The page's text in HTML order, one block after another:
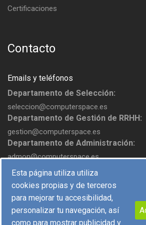
Certificaciones
Contacto
Emails y teléfonos
Departamento de Selección:
seleccion@computerspace.es
Departamento de Gestión de RRHH:
gestion@computerspace.es
Departamento de Administración:
admon@computerspace.es
Esta página utiliza utiliza
cookies propias y de terceros
para mejorar tu accesibilidad,
personalizar tu navegación, así
como para mostrar publicidad y